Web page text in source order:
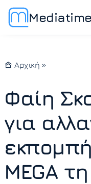
Mediatime
Αρχική »
Φαίη
για
MEGA